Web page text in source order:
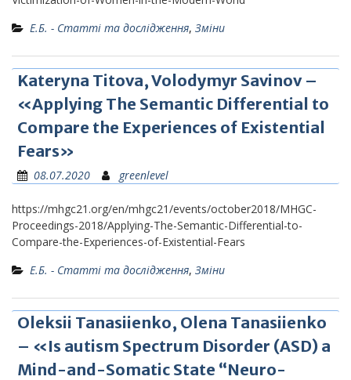
Е.Б. - Статті та дослідження, Зміни
Kateryna Titova, Volodymyr Savinov –
«Applying The Semantic Differential to
Compare the Experiences of Existential
Fears»
08.07.2020 greenlevel
https://mhgc21.org/en/mhgc21/events/october2018/MHGC-
Proceedings-2018/Applying-The-Semantic-Differential-to-
Compare-the-Experiences-of-Existential-Fears
Е.Б. - Статті та дослідження, Зміни
Oleksii Tanasiienko, Olena Tanasiienko
– «Is autism Spectrum Disorder (ASD) a
Mind-and-Somatic State “Neuro-